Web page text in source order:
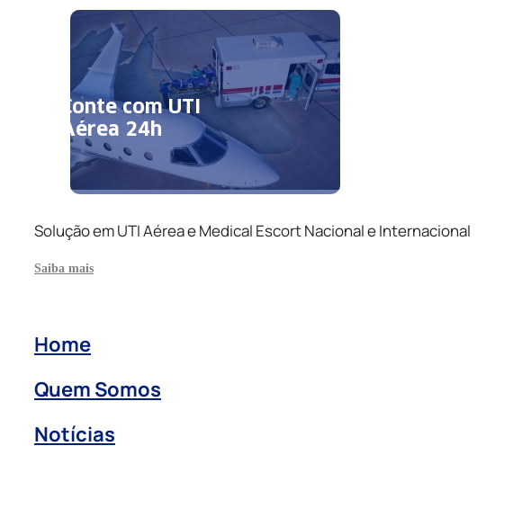
Conte com UTI
Aérea 24h
Solução em UTI Aérea e Medical Escort Nacional e Internacional
Saiba mais
Home
Quem Somos
Notícias